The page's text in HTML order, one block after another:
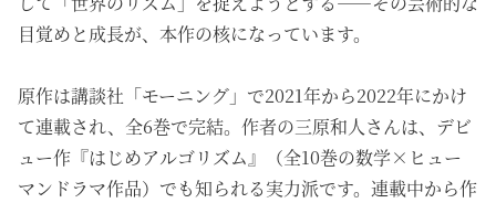
目覚めと成長が、本作の核になっています。
原作は講談社「モーニング」で2021年から2022年にかけ
て連載され、全6巻で完結。作者の三原和人さんは、デビ
ュー作『はじめアルゴリズム』（全10巻の数学×ヒュー
マンドラマ作品）でも知られる実力派です。連載中から作